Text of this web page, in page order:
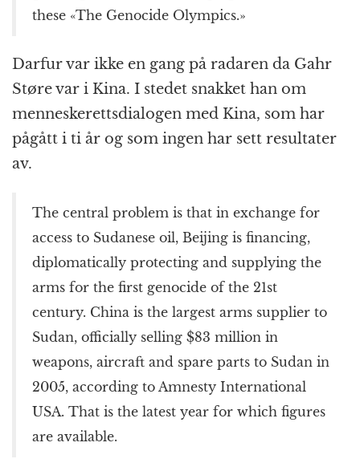
these «The Genocide Olympics.»
Darfur var ikke en gang på radaren da Gahr
Støre var i Kina. I stedet snakket han om
menneskerettsdialogen med Kina, som har
pågått i ti år og som ingen har sett resultater
av.
The central problem is that in exchange for
access to Sudanese oil, Beijing is financing,
diplomatically protecting and supplying the
arms for the first genocide of the 21st
century. China is the largest arms supplier to
Sudan, officially selling $83 million in
weapons, aircraft and spare parts to Sudan in
2005, according to Amnesty International
USA. That is the latest year for which figures
are available.